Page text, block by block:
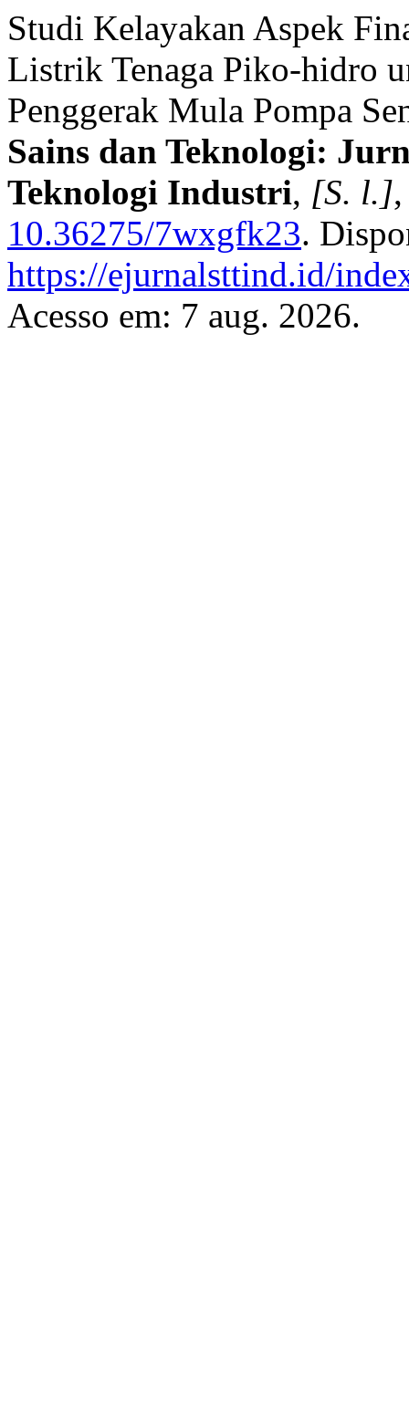
Studi Kelayakan Aspek
Listrik Tenaga Piko-hidro
Penggerak Mula Pompa
Sains dan Teknologi:
Teknologi Industri, [S. l.]
10.36275/7wxgfk23.
https://ejurnalsttind.id/
Acesso em: 7 aug. 2026.